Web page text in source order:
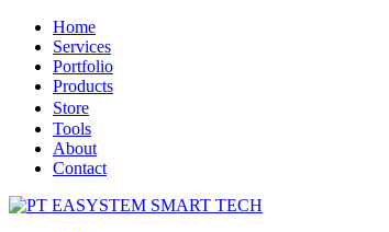
Home
Services
Portfolio
Products
Store
Tools
About
Contact